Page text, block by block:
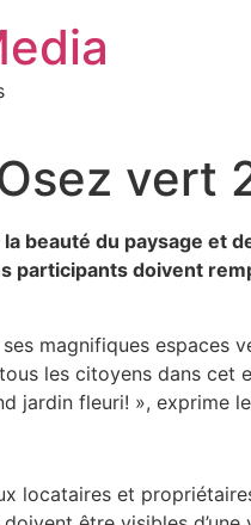
vert
beauté du paysage et
participants doivent
magnifiques espaces
les citoyens dans
jardin fleuri! », exprime
locataires et